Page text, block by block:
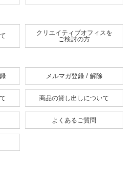
クリエイティブオフィスを
ご検討の方
メルマガ登録 / 解除
商品の貸し出しについて
よくあるご質問